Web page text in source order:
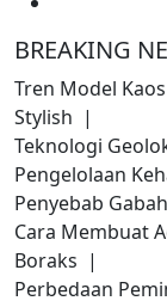
BREAKING
Tren Model
Stylish |
Teknologi
Pengelolaan
Penyebab
Cara Membuat
Boraks |
Perbedaan